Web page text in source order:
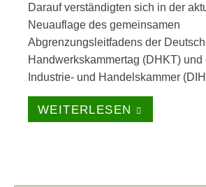
Darauf verständigten sich in der
Neuauflage des gemeinsamen
Abgrenzungsleitfadens der
Handwerkskammertag (DHKT) und
Industrie- und Handelskammer
WEITERLESEN